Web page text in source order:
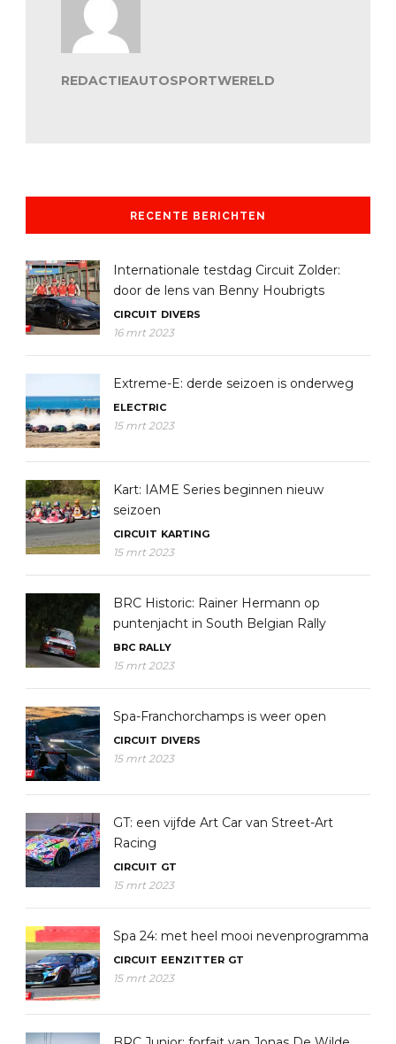
REDACTIEAUTOSPORTWERELD
RECENTE BERICHTEN
Internationale testdag Circuit Zolder:
door de lens van Benny Houbrigts
CIRCUIT DIVERS
16 mrt 2023
Extreme-E: derde seizoen is onderweg
ELECTRIC
15 mrt 2023
Kart: IAME Series beginnen nieuw
seizoen
CIRCUIT KARTING
15 mrt 2023
BRC Historic: Rainer Hermann op
puntenjacht in South Belgian Rally
BRC RALLY
15 mrt 2023
Spa-Franchorchamps is weer open
CIRCUIT DIVERS
15 mrt 2023
GT: een vijfde Art Car van Street-Art
Racing
CIRCUIT GT
15 mrt 2023
Spa 24: met heel mooi nevenprogramma
CIRCUIT EENZITTER GT
15 mrt 2023